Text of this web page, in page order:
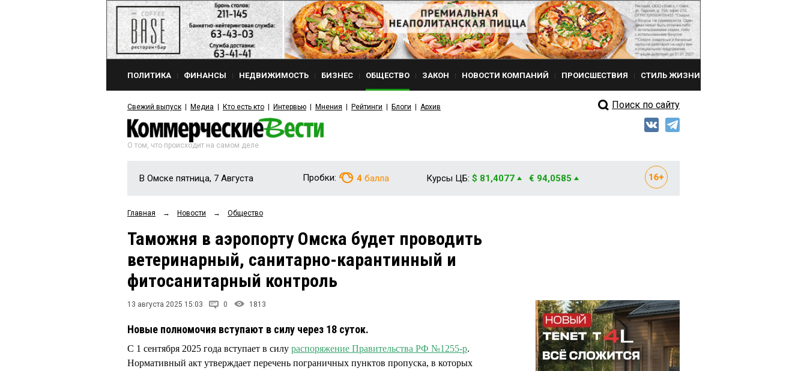
ПОЛИТИКА ФИНАНСЫ НЕДВИЖИМОСТЬ БИЗНЕС ОБЩЕСТВО ЗАКОН НОВОСТИ КОМПАНИЙ ПРОИСШЕСТВИЯ СТИЛЬ ЖИЗНИ
Свежий выпуск Медиа Кто есть кто Интервью Мнения Рейтинги Блоги Архив Поиск по сайту
О том, что происходит на самом деле
В Омске пятница, 7 Августа Пробки: 4 балла Курсы ЦБ: $ 81,4077 € 94,0585
Главная → Новости → Общество
Таможня в аэропорту Омска будет проводить
ветеринарный, санитарно-карантинный и
фитосанитарный контроль
13 августа 2025 15:03 0 1813
Новые полномочия вступают в силу через 18 суток.
С 1 сентября 2025 года вступает в силу распоряжение Правительства РФ №1255-р.
Нормативный акт утверждает перечень пограничных пунктов пропуска, в которых